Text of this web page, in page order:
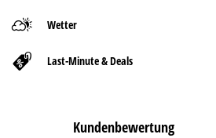
Wetter
Last-Minute & Deals
Kundenbewertung